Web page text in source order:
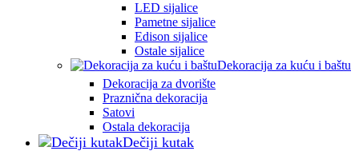
LED sijalice
Pametne sijalice
Edison sijalice
Ostale sijalice
Dekoracija za kuću i baštu
Dekoracija za dvorište
Praznična dekoracija
Satovi
Ostala dekoracija
Dečiji kutak